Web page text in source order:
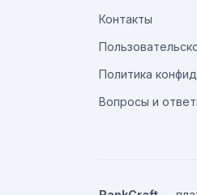
Контакты
Политика
Вопросы и